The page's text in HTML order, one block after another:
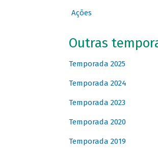
Ações
Outras
Temporada 2025
Temporada 2024
Temporada 2023
Temporada 2020
Temporada 2019